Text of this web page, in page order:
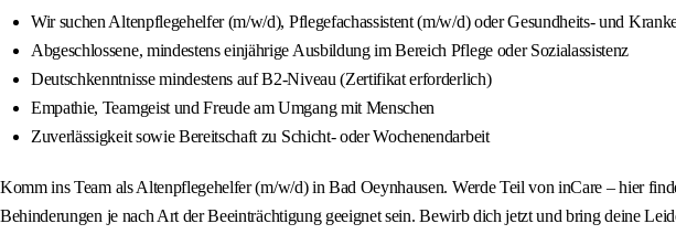
Wir suchen Altenpflegehelfer (m/w/d), Pflegefachassistent (m/w/d) oder Gesundheits- und
Abgeschlossene, mindestens einjährige Ausbildung im Bereich Pflege oder Sozialassistenz
Deutschkenntnisse mindestens auf B2-Niveau (Zertifikat erforderlich)
Empathie, Teamgeist und Freude am Umgang mit Menschen
Zuverlässigkeit sowie Bereitschaft zu Schicht- oder Wochenendarbeit
Komm ins Team als Altenpflegehelfer (m/w/d) in Bad Oeynhausen. Werde Teil von inCare – hier
Behinderungen je nach Art der Beeinträchtigung geeignet sein. Bewirb dich jetzt und bring deine